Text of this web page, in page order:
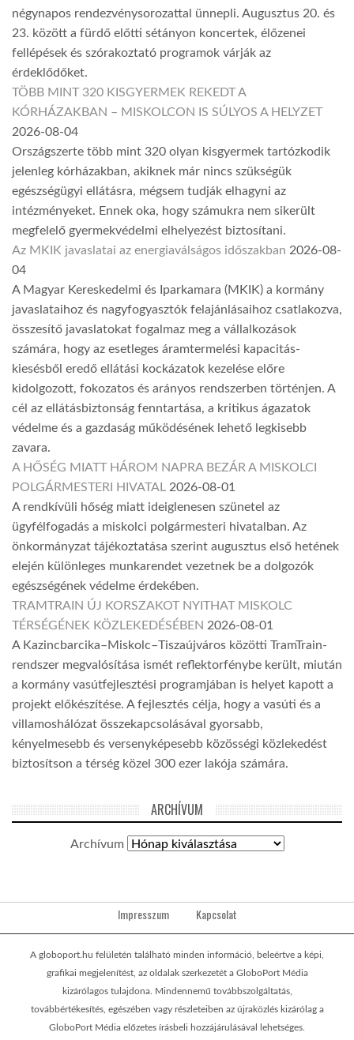
négynapos rendezvénysorozattal ünnepli. Augusztus 20. és
23. között a fürdő előtti sétányon koncertek, élőzenei
fellépések és szórakoztató programok várják az
érdeklődőket.
TÖBB MINT 320 KISGYERMEK REKEDT A
KÓRHÁZAKBAN – MISKOLCON IS SÚLYOS A HELYZET
2026-08-04
Országszerte több mint 320 olyan kisgyermek tartózkodik
jelenleg kórházakban, akiknek már nincs szükségük
egészségügyi ellátásra, mégsem tudják elhagyni az
intézményeket. Ennek oka, hogy számukra nem sikerült
megfelelő gyermekvédelmi elhelyezést biztosítani.
Az MKIK javaslatai az energiaválságos időszakban 2026-08-
04
A Magyar Kereskedelmi és Iparkamara (MKIK) a kormány
javaslataihoz és nagyfogyasztók felajánlásaihoz csatlakozva,
összesítő javaslatokat fogalmaz meg a vállalkozások
számára, hogy az esetleges áramtermelési kapacitás-
kiesésből eredő ellátási kockázatok kezelése előre
kidolgozott, fokozatos és arányos rendszerben történjen. A
cél az ellátásbiztonság fenntartása, a kritikus ágazatok
védelme és a gazdaság működésének lehető legkisebb
zavara.
A HŐSÉG MIATT HÁROM NAPRA BEZÁR A MISKOLCI
POLGÁRMESTERI HIVATAL 2026-08-01
A rendkívüli hőség miatt ideiglenesen szünetel az
ügyfélfogadás a miskolci polgármesteri hivatalban. Az
önkormányzat tájékoztatása szerint augusztus első hetének
elején különleges munkarendet vezetnek be a dolgozók
egészségének védelme érdekében.
TRAMTRAIN ÚJ KORSZAKOT NYITHAT MISKOLC
TÉRSÉGÉNEK KÖZLEKEDÉSÉBEN 2026-08-01
A Kazincbarcika–Miskolc–Tiszaújváros közötti TramTrain-
rendszer megvalósítása ismét reflektorfénybe került, miután
a kormány vasútfejlesztési programjában is helyet kapott a
projekt előkészítése. A fejlesztés célja, hogy a vasúti és a
villamoshálózat összekapcsolásával gyorsabb,
kényelmesebb és versenyképesebb közösségi közlekedést
biztosítson a térség közel 300 ezer lakója számára.
ARCHÍVUM
Archívum
Impresszum Kapcsolat
A globoport.hu felületén található minden információ, beleértve a képi,
grafikai megjelenítést, az oldalak szerkezetét a GloboPort Média
kizárólagos tulajdona. Mindennemű továbbszolgáltatás,
továbbértékesítés, egészében vagy részleteiben az újraközlés kizárólag a
GloboPort Média előzetes írásbeli hozzájárulásával lehetséges.